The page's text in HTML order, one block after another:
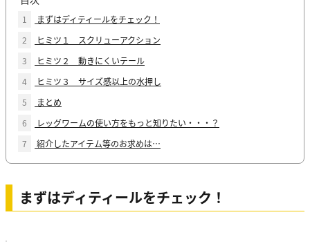
1
まずはディティールをチェック！
2
ヒミツ１ スクリューアクション
3
ヒミツ２ 動きにくいテール
4
ヒミツ３ サイズ感以上の水押し
5
まとめ
6
レッグワームの使い方をもっと知りたい・・・？
7
紹介したアイテム等のお求めは…
まずはディティールをチェック！